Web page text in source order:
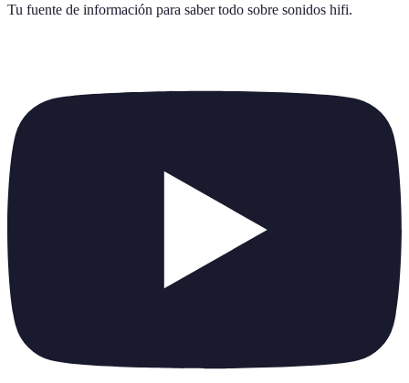
Tu fuente de información para saber todo sobre sonidos hifi.